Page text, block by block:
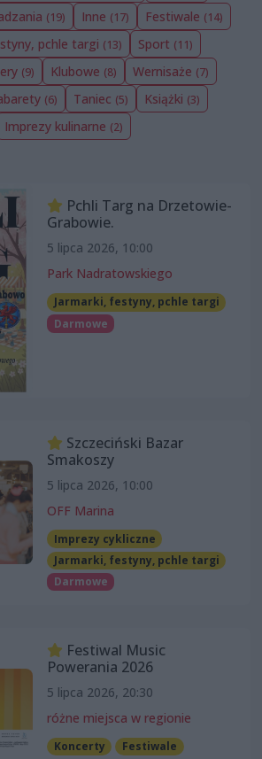
(19) Inne (17) Festiwale (14)
pchle targi (13) Sport (11)
(9) Klubowe (8) Wernisaże (7)
(6) Taniec (5) Książki (3)
Imprezy kulinarne (2)
Pchli Targ na Drzetowie-
Grabowie.
5 lipca 2026, 10:00
Park Nadratowskiego
Jarmarki, festyny, pchle targi
Darmowe
Szczeciński Bazar
Smakoszy
5 lipca 2026, 10:00
OFF Marina
Imprezy cykliczne
Jarmarki, festyny, pchle targi
Darmowe
Festiwal Music
Powerania 2026
5 lipca 2026, 20:30
różne miejsca w regionie
Koncerty
Festiwale